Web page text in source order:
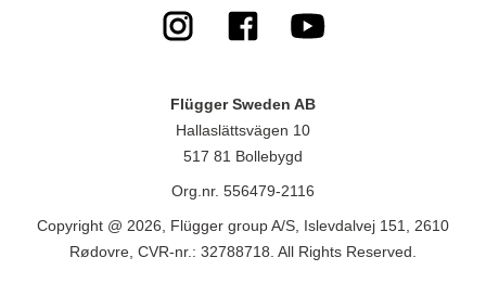
Flügger Sweden AB
Hallaslättsvägen 10
517 81 Bollebygd
Org.nr. 556479-2116
Copyright @ 2026, Flügger group A/S, Islevdalvej 151, 2610
Rødovre, CVR-nr.: 32788718. All Rights Reserved.